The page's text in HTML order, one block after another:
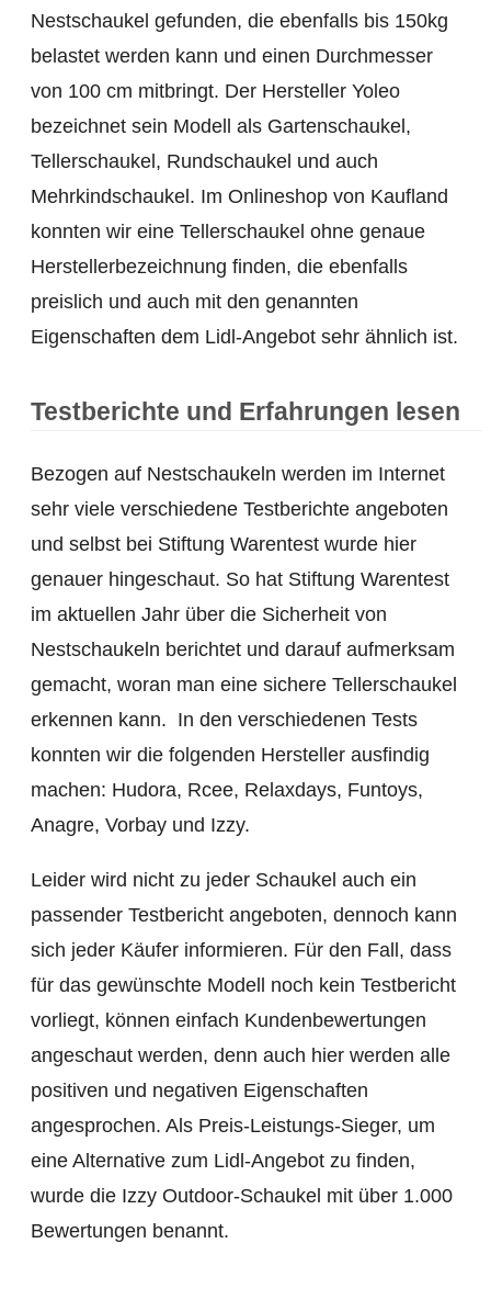
Nestschaukel gefunden, die ebenfalls bis 150kg
belastet werden kann und einen Durchmesser
von 100 cm mitbringt. Der Hersteller Yoleo
bezeichnet sein Modell als Gartenschaukel,
Tellerschaukel, Rundschaukel und auch
Mehrkindschaukel. Im Onlineshop von Kaufland
konnten wir eine Tellerschaukel ohne genaue
Herstellerbezeichnung finden, die ebenfalls
preislich und auch mit den genannten
Eigenschaften dem Lidl-Angebot sehr ähnlich ist.
Testberichte und Erfahrungen lesen
Bezogen auf Nestschaukeln werden im Internet
sehr viele verschiedene Testberichte angeboten
und selbst bei Stiftung Warentest wurde hier
genauer hingeschaut. So hat Stiftung Warentest
im aktuellen Jahr über die Sicherheit von
Nestschaukeln berichtet und darauf aufmerksam
gemacht, woran man eine sichere Tellerschaukel
erkennen kann. In den verschiedenen Tests
konnten wir die folgenden Hersteller ausfindig
machen: Hudora, Rcee, Relaxdays, Funtoys,
Anagre, Vorbay und Izzy.
Leider wird nicht zu jeder Schaukel auch ein
passender Testbericht angeboten, dennoch kann
sich jeder Käufer informieren. Für den Fall, dass
für das gewünschte Modell noch kein Testbericht
vorliegt, können einfach Kundenbewertungen
angeschaut werden, denn auch hier werden alle
positiven und negativen Eigenschaften
angesprochen. Als Preis-Leistungs-Sieger, um
eine Alternative zum Lidl-Angebot zu finden,
wurde die Izzy Outdoor-Schaukel mit über 1.000
Bewertungen benannt.